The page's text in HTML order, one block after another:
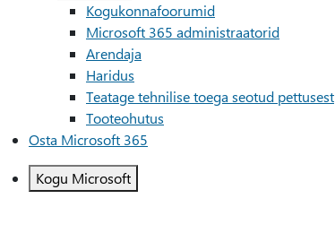
Kogukonnafoorumid
Microsoft 365 administraatorid
Arendaja
Haridus
Teatage tehnilise toega seotud pettusest
Tooteohutus
Osta Microsoft 365
Kogu Microsoft